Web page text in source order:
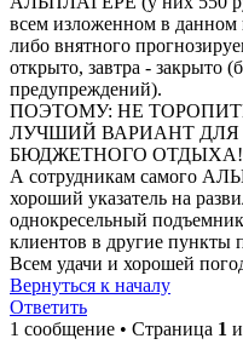
всем изложенном в данном
либо внятного
открыто, завтра - закрыто
предупреждений).
ПОЭТОМУ: НЕ
ЛУЧШИЙ ВАРИАНТ
БЮДЖЕТНОГО ОТДЫХА!
А сотрудникам самого
хороший указатель на
однокресельный
клиентов в другие пункты
Всем удачи и хорошей
Вернуться к началу
Ответить
1 сообщение • Страница 1